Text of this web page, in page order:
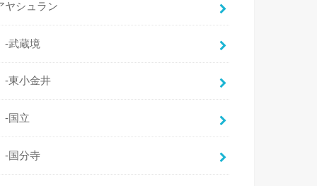
ヤシュラン
蔵境
小金井
立
分寺